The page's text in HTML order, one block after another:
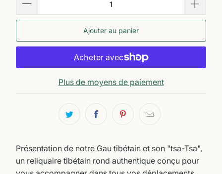
Ajouter au panier
Plus de moyens de paiement
Présentation de notre Gau tibétain et son "tsa-Tsa",
un reliquaire tibétain rond authentique conçu pour